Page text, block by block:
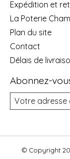
Expédition et
La Poterie
Plan du site
Contact
Délais de
Abonnez-
© Copyright